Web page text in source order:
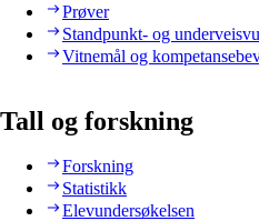
Prøver
Standpunkt- og
Vitnemål og
Tall og forskning
Forskning
Statistikk
Elevundersøkelsen